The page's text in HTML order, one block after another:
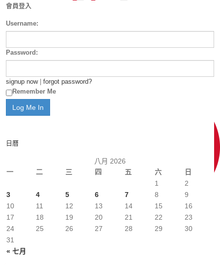
會員登入
Username:
Password:
signup now| forgot password?
Remember Me
日曆
八月 2026
一
二 三 四 五 六 日
« 七月
1
2
3
4 5 6 7 8
9
10
11 12 13 14 15
16
17
18 19 20 21 22
23
24
25 26 27 28 29
30
31